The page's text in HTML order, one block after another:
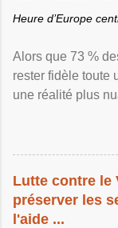
Heure d’Europe
Alors que 73 %
rester fidèle toute
une réalité plus
Lutte contre le
préserver les
l'aide ...